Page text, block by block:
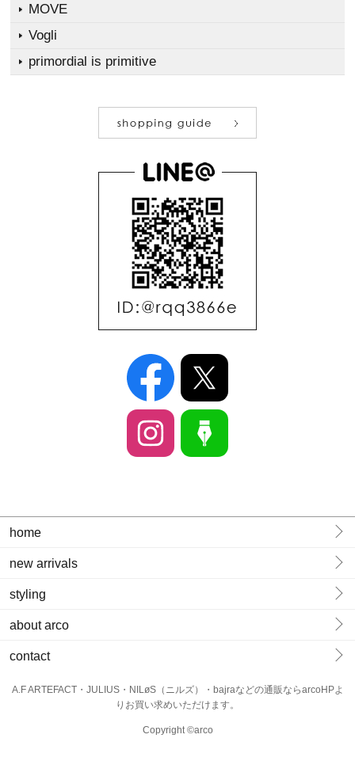
MOVE
Vogli
primordial is primitive
home
new arrivals
styling
about arco
contact
A.F ARTEFACT・JULIUS・NILøS（ニルズ）・bajraなどの通販ならarcoHPよ
りお買い求めいただけます。
Copyright ©arco